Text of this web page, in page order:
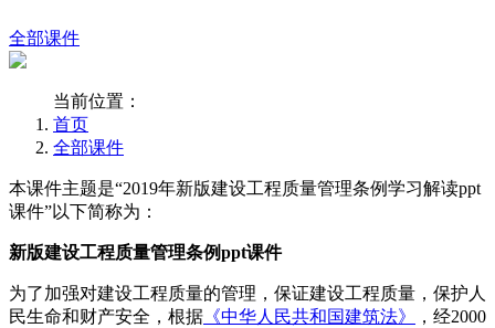
全部课件
当前位置：
首页
全部课件
本课件主题是“2019年新版建设工程质量管理条例学习解读ppt
课件”以下简称为：
新版建设工程质量管理条例ppt课件
为了加强对建设工程质量的管理，保证建设工程质量，保护人
民生命和财产安全，根据 《中华人民共和国建筑法》
，经2000